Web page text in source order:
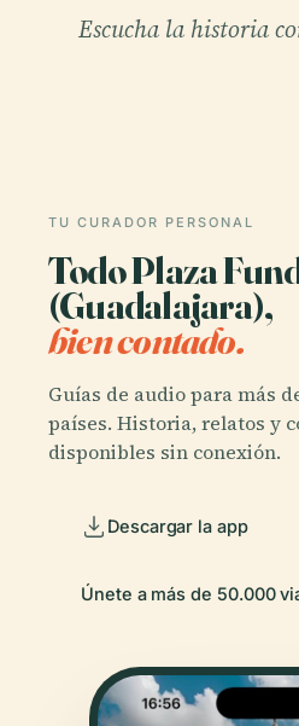
Escucha la historia
TU CURADOR PERSONAL
Todo Plaza
(Guadalajara),
bien contado.
Guías de audio para más
países. Historia, relatos y
disponibles sin conexión.
Descargar la app
Únete a más de 50.000